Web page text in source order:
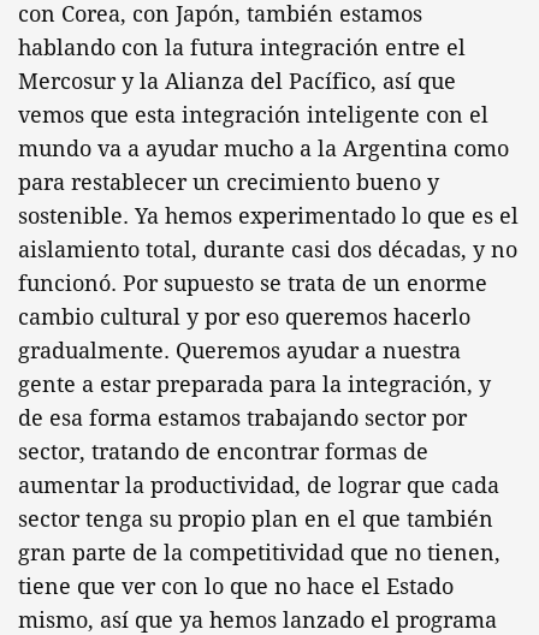
con Corea, con Japón, también estamos
hablando con la futura integración entre el
Mercosur y la Alianza del Pacífico, así que
vemos que esta integración inteligente con el
mundo va a ayudar mucho a la Argentina como
para restablecer un crecimiento bueno y
sostenible. Ya hemos experimentado lo que es el
aislamiento total, durante casi dos décadas, y no
funcionó. Por supuesto se trata de un enorme
cambio cultural y por eso queremos hacerlo
gradualmente. Queremos ayudar a nuestra
gente a estar preparada para la integración, y
de esa forma estamos trabajando sector por
sector, tratando de encontrar formas de
aumentar la productividad, de lograr que cada
sector tenga su propio plan en el que también
gran parte de la competitividad que no tienen,
tiene que ver con lo que no hace el Estado
mismo, así que ya hemos lanzado el programa